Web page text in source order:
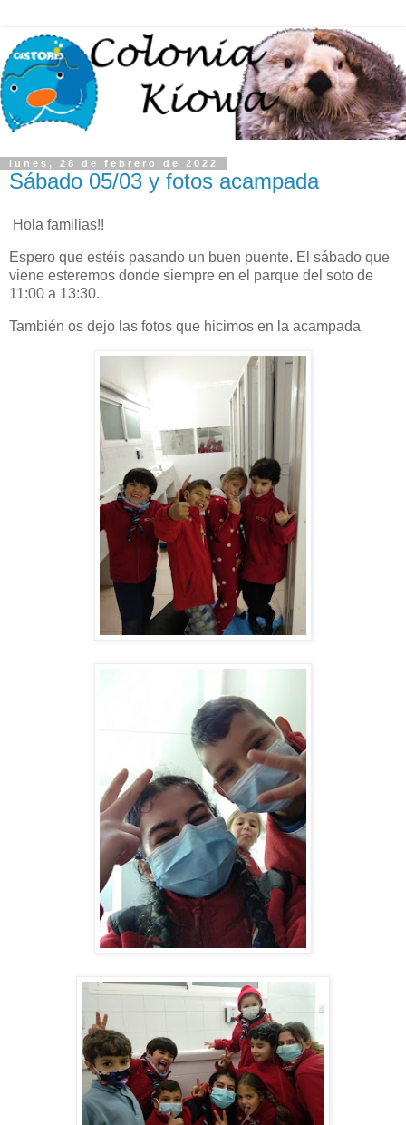
lunes, 28 de febrero de 2022
Sábado 05/03 y fotos acampada
Hola familias!!
Espero que estéis pasando un buen puente. El sábado que
viene esteremos donde siempre en el parque del soto de
11:00 a 13:30.
También os dejo las fotos que hicimos en la acampada